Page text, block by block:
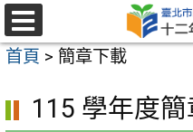
跳
至
主
內
選
單
首頁 > 簡章下載
115 學年度